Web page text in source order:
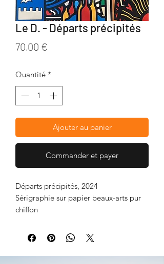
Le D. - Départs précipités
70,00 €
Quantité *
Ajouter au panier
Commander et payer
Départs précipités, 2024
Sérigraphie sur papier beaux-arts pur
chiffon
Edition limitée à 30 exemplaires